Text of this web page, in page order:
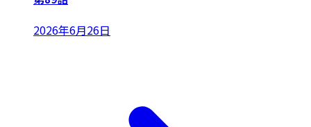
2026年6月26日